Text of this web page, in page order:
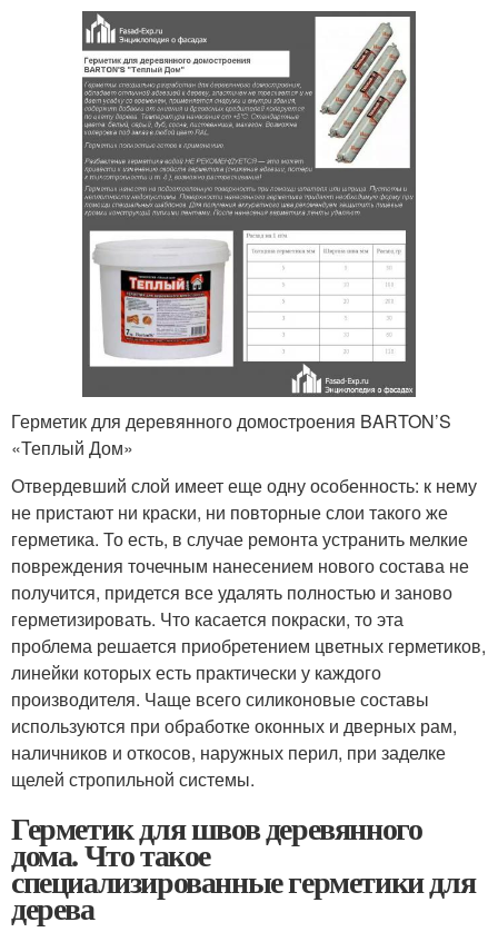
Герметик для деревянного домостроения BARTON’S
«Теплый Дом»
Отвердевший слой имеет еще одну особенность: к нему
не пристают ни краски, ни повторные слои такого же
герметика. То есть, в случае ремонта устранить мелкие
повреждения точечным нанесением нового состава не
получится, придется все удалять полностью и заново
герметизировать. Что касается покраски, то эта
проблема решается приобретением цветных герметиков,
линейки которых есть практически у каждого
производителя. Чаще всего силиконовые составы
используются при обработке оконных и дверных рам,
наличников и откосов, наружных перил, при заделке
щелей стропильной системы.
Герметик для швов деревянного
дома. Что такое
специализированные герметики для
дерева